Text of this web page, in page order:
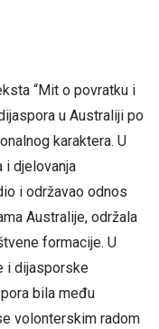
“Mit o povratku i
u Australiji po
karaktera. U
i djelovanja
i održavao odnos
Australije, održala
formacije. U
i dijasporske
bila među
volonterskim radom